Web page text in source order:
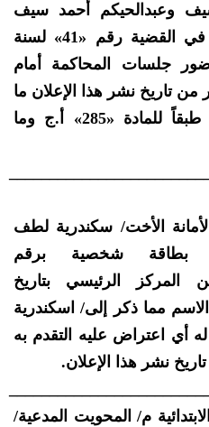
وعبدالحيكم أحمد سيف
وعبدالحكيم عبدالله الفقيه في القضية رقم «41» لسنة
جلسات المحاكمة أمام
تاريخ نشر هذا الإعلان ما
لم فستتم محاكمتهم غيابياً طبقاً للمادة «285» أ.ج وما
الأخت/ سكندرية لطف
بطاقة شخصية برقم
من المركز الرئيسي بتاريخ
الاسم مما ذكر إلى/ اسكندرية
أي اعتراض عليه التقدم به
نشر هذا الإعلان.
م/ المحويت المدعية/